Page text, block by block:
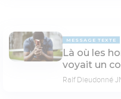
MESSAGE TEXTE
Là où les
voyait un
Ralf Dieudonné